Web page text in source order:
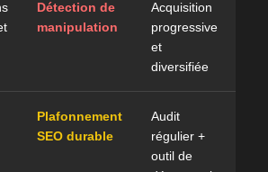
Détection de
manipulation
Acquisition
progressive
et
diversifiée
Plafonnement
SEO durable
Audit
régulier +
outil de